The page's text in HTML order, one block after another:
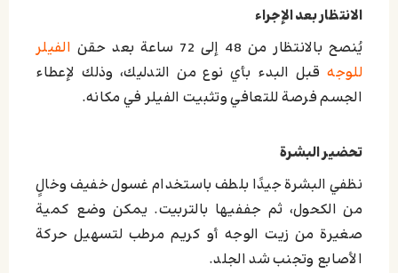
الانتظار بعد الإجراء
يُنصح بالانتظار من 48 إلى 72 ساعة بعد حقن
الفيلر
للوجهقبل البدء بأي نوع من التدليك، وذلك لإعطاء
الجسم فرصة للتعافي وتثبيت الفيلر في مكانه.
تحضير البشرة
نظفي البشرة جيدًا بلطف باستخدام غسول خفيف وخالٍ
من الكحول، ثم جففيها بالتربيت. يمكن وضع كمية
صغيرة من زيت الوجه أو كريم مرطب لتسهيل حركة
الأصابع وتجنب شد الجلد.